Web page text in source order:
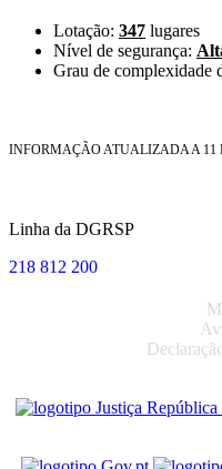
Lotação: 347 lugares
Nível de segurança:
Grau de complexidade
INFORMAÇÃO ATUALIZADA A 11
Linha da DGRSP
218 812 200